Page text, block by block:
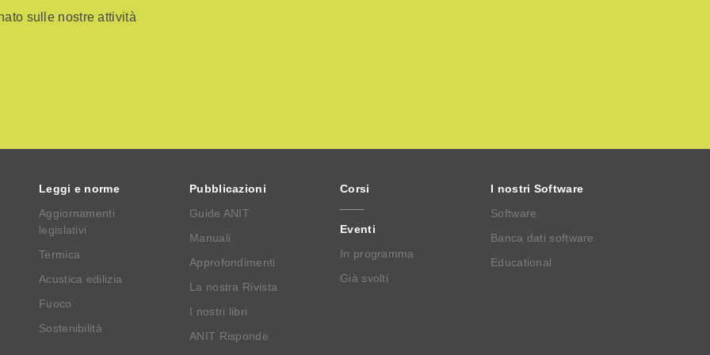
sulle nostre attività
Leggi e norme
Aggiornamenti
legislativi
Termica
Acustica edilizia
Fuoco
Sostenibilità
Pubblicazioni
Guide ANIT
Manuali
Approfondimenti
La nostra Rivista
I nostri libri
ANIT Risponde
Corsi
Eventi
In programma
Già svolti
I nostri Software
Software
Banca dati software
Educational